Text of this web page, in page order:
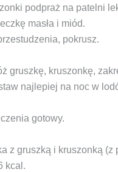
podpraż na patelni
masła i miód.
pokrusz.
gruszkę, kruszonkę,
najlepiej na noc w
gotowy.
z gruszką i kruszonką (z
kcal.